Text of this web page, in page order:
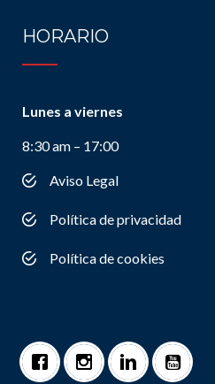
HORARIO
Lunes a viernes
8:30 am – 17:00
Aviso Legal
Política de privacidad
Política de cookies